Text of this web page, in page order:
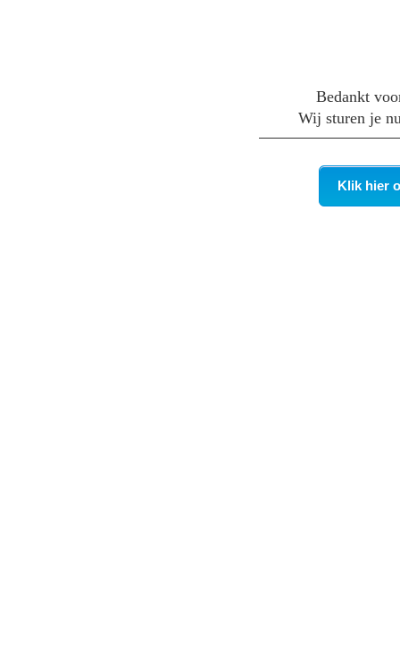
Bedankt
Wij sturen je
Klik hier